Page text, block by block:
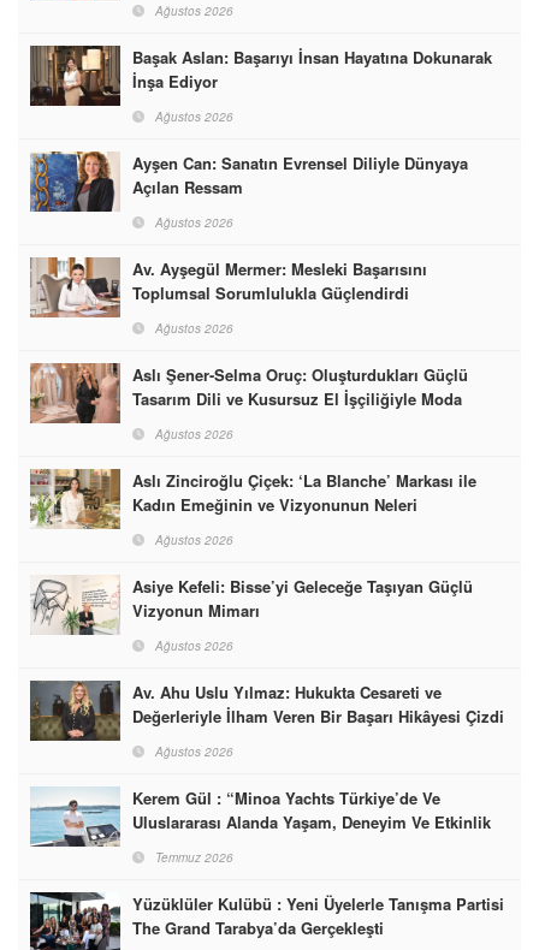
Ağustos 2026
Başak Aslan: Başarıyı İnsan Hayatına Dokunarak
İnşa Ediyor
Ağustos 2026
Ayşen Can: Sanatın Evrensel Diliyle Dünyaya
Açılan Ressam
Ağustos 2026
Av. Ayşegül Mermer: Mesleki Başarısını
Toplumsal Sorumlulukla Güçlendirdi
Ağustos 2026
Aslı Şener-Selma Oruç: Oluşturdukları Güçlü
Tasarım Dili ve Kusursuz El İşçiliğiyle Moda
Ağustos 2026
Aslı Zinciroğlu Çiçek: ‘La Blanche’ Markası ile
Kadın Emeğinin ve Vizyonunun Neleri
Ağustos 2026
Asiye Kefeli: Bisse’yi Geleceğe Taşıyan Güçlü
Vizyonun Mimarı
Ağustos 2026
Av. Ahu Uslu Yılmaz: Hukukta Cesareti ve
Değerleriyle İlham Veren Bir Başarı Hikâyesi Çizdi
Ağustos 2026
Kerem Gül : “Minoa Yachts Türkiye’de Ve
Uluslararası Alanda Yaşam, Deneyim Ve Etkinlik
Temmuz 2026
Yüzüklüler Kulübü : Yeni Üyelerle Tanışma Partisi
The Grand Tarabya’da Gerçekleşti